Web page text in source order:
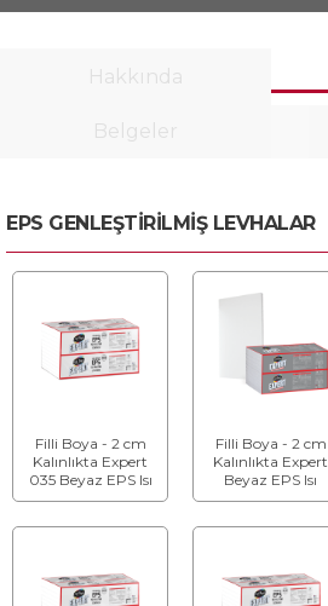
Hakkında
Belgeler
EPS GENLEŞTİRİLMİŞ LEVHALAR
Filli Boya - 2 cm
Kalınlıkta Expert
035 Beyaz EPS Isı
Yalıtım Levhası
Filli Boya - 2 cm
Kalınlıkta Expert
Beyaz EPS Isı
Yalıtım Levhası